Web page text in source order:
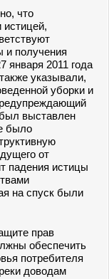
что
истицей,
и получения
января 2011 года
указывали,
уборки и
выставлен
было
от
падения истицы
на спуск были
прав
обеспечить
потребителя
доводам